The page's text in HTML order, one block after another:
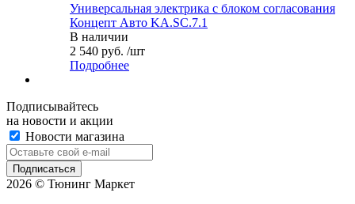
Универсальная электрика с блоком согласования
Концепт Авто KA.SC.7.1
В наличии
2 540 руб. /шт
Подробнее
Подписывайтесь
на новости и акции
Новости магазина
2026 © Тюнинг Маркет